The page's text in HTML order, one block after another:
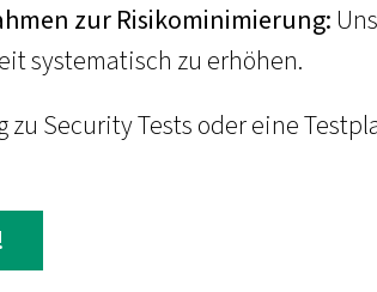
zur Risikominimierung:
systematisch zu erhöhen.
Security Tests oder eine